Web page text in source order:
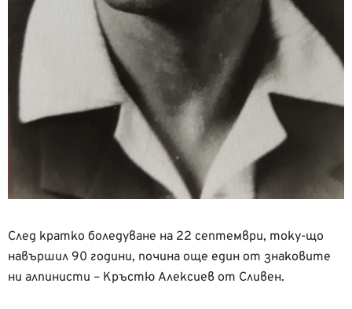
След кратко боледуване на 22 септември, току-що
навършил 90 години, почина още един от знаковите
ни алпинисти – Кръстю Алексиев от Сливен.